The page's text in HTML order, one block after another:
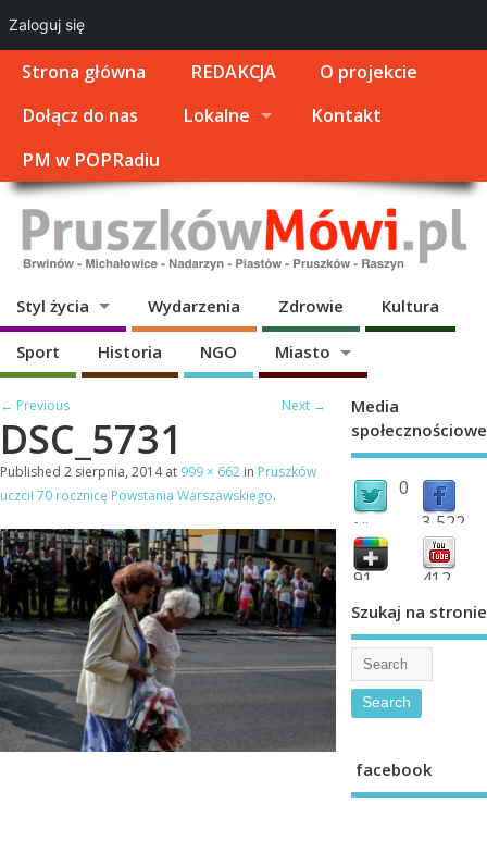
Strona główna REDAKCJA
O projekcie
Dołącz do nas
Lokalne
Kontakt
PM w POPRadiu
Styl życia Wydarzenia Zdrowie Kultura
Sport Historia NGO Miasto
← Previous Next →
DSC_5731
Published 2 sierpnia, 2014at 999 × 662 in Pruszków
uczcił 70 rocznicę Powstania Warszawskiego.
Media
społecznościowe
0
followers 3,522
fans
91 412
Szukaj na stronie
facebook
Zaloguj się